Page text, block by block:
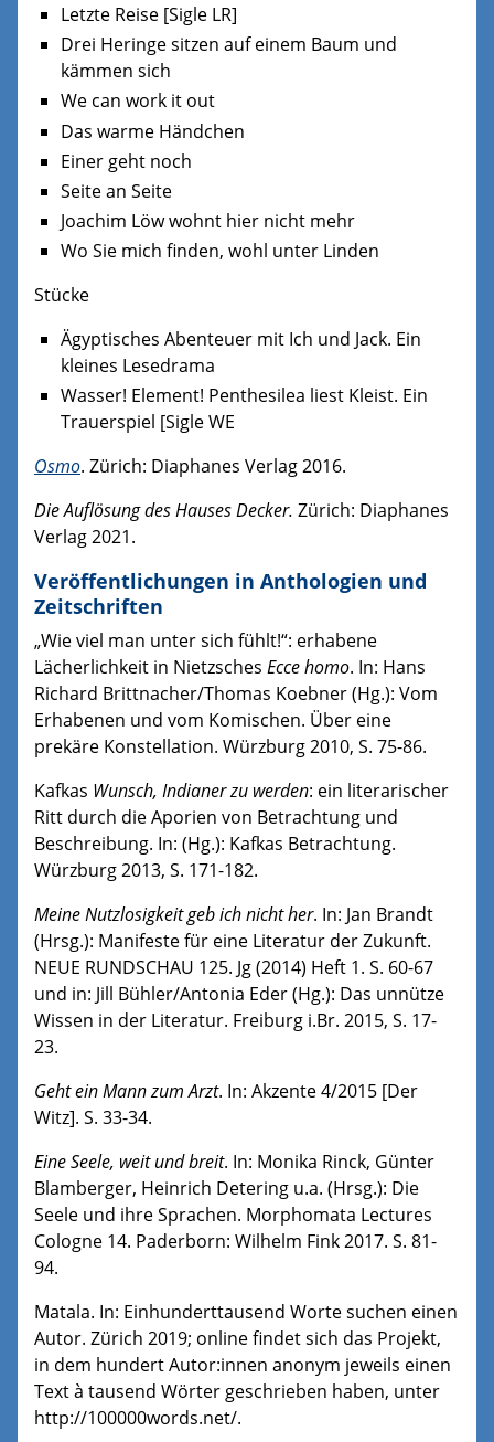
Letzte Reise [Sigle LR]
Drei Heringe sitzen auf einem Baum und
kämmen sich
We can work it out
Das warme Händchen
Einer geht noch
Seite an Seite
Joachim Löw wohnt hier nicht mehr
Wo Sie mich finden, wohl unter Linden
Stücke
Ägyptisches Abenteuer mit Ich und Jack. Ein
kleines Lesedrama
Wasser! Element! Penthesilea liest Kleist. Ein
Trauerspiel [Sigle WE
Osmo. Zürich: Diaphanes Verlag 2016.
Die Auflösung des Hauses Decker. Zürich: Diaphanes
Verlag 2021.
Veröffentlichungen in Anthologien und
Zeitschriften
„Wie viel man unter sich fühlt!“: erhabene
Lächerlichkeit in Nietzsches Ecce homo. In: Hans
Richard Brittnacher/Thomas Koebner (Hg.): Vom
Erhabenen und vom Komischen. Über eine
prekäre Konstellation. Würzburg 2010, S. 75-86.
Kafkas Wunsch, Indianer zu werden: ein literarischer
Ritt durch die Aporien von Betrachtung und
Beschreibung. In: (Hg.): Kafkas Betrachtung.
Würzburg 2013, S. 171-182.
Meine Nutzlosigkeit geb ich nicht her. In: Jan Brandt
(Hrsg.): Manifeste für eine Literatur der Zukunft.
NEUE RUNDSCHAU 125. Jg (2014) Heft 1. S. 60-67
und in: Jill Bühler/Antonia Eder (Hg.): Das unnütze
Wissen in der Literatur. Freiburg i.Br. 2015, S. 17-
23.
Geht ein Mann zum Arzt. In: Akzente 4/2015 [Der
Witz]. S. 33-34.
Eine Seele, weit und breit. In: Monika Rinck, Günter
Blamberger, Heinrich Detering u.a. (Hrsg.): Die
Seele und ihre Sprachen. Morphomata Lectures
Cologne 14. Paderborn: Wilhelm Fink 2017. S. 81-
94.
Matala. In: Einhunderttausend Worte suchen einen
Autor. Zürich 2019; online findet sich das Projekt,
in dem hundert Autor:innen anonym jeweils einen
Text à tausend Wörter geschrieben haben, unter
http://100000words.net/.